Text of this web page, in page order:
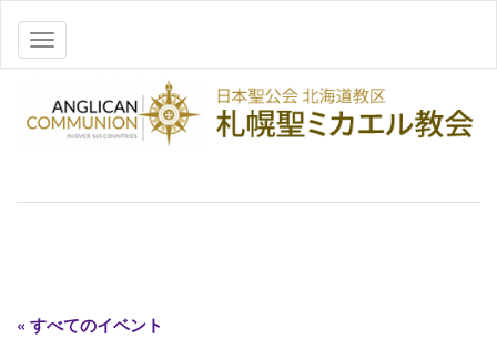
ナビゲーションを切り替え
« すべてのイベント